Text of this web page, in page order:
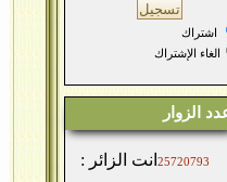
الغاء الإشتراك
الزوار
انت الزائر : 25720793